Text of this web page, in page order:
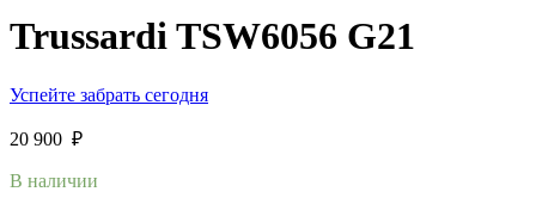
Trussardi TSW6056 G21
Успейте забрать сегодня
20 900 ₽
В наличии